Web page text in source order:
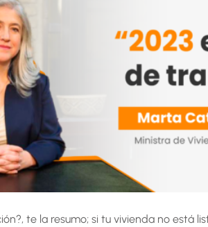
te la resumo; si tu vivienda no está